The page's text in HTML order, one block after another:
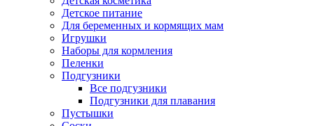
Детское питание
Для беременных и кормящих мам
Игрушки
Наборы для кормления
Пеленки
Подгузники
Все подгузники
Подгузники для плавания
Пустышки